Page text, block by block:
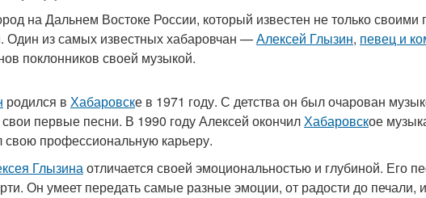
на Дальнем Востоке России, который известен не только
Один из самых известных хабаровчан —Алексей Глызин, певец и
поклонников своей музыкой.
родился в Хабаровске в 1971 году. С детства он был очарован
свои первые песни. В 1990 году Алексей окончилХабаровское
профессиональную карьеру.
Глызинаотличается своей эмоциональностью и глубиной. Его
Он умеет передать самые разные эмоции, от радости до печали,